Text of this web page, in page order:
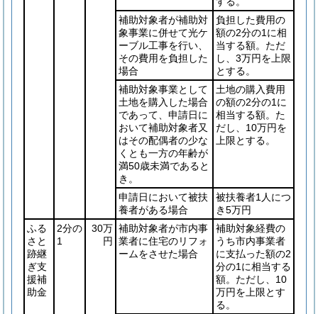
補助対象者が補助対
象事業に併せて光ケ
ーブル工事を行い、
その費用を負担した
場合
負担した費用の
額の2分の1に相
当する額。ただ
し、3万円を上限
とする。
補助対象事業として
土地を購入した場合
であって、申請日に
おいて補助対象者又
はその配偶者の少な
くとも一方の年齢が
満50歳未満であると
き。
土地の購入費用
の額の2分の1に
相当する額。た
だし、10万円を
上限とする。
申請日において被扶
養者がある場合
被扶養者1人につ
き5万円
ふる
さと
跡継
ぎ支
援補
助金
2分の
1
30万
円
補助対象者が市内事
業者に住宅のリフォ
ームをさせた場合
補助対象経費の
うち市内事業者
に支払った額の2
分の1に相当する
額。ただし、10
万円を上限とす
る。